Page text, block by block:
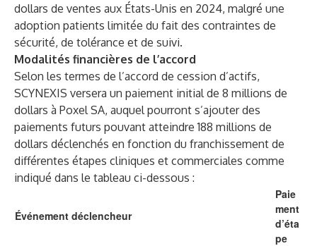
dollars de ventes aux États-Unis en 2024, malgré une
adoption patients limitée du fait des contraintes de
sécurité, de tolérance et de suivi.
Modalités financières de l’accord
Selon les termes de l’accord de cession d’actifs,
SCYNEXIS versera un paiement initial de 8 millions de
dollars à Poxel SA, auquel pourront s’ajouter des
paiements futurs pouvant atteindre 188 millions de
dollars déclenchés en fonction du franchissement de
différentes étapes cliniques et commerciales comme
indiqué dans le tableau ci-dessous :
Événement déclencheur
Paie
ment
d’éta
pe